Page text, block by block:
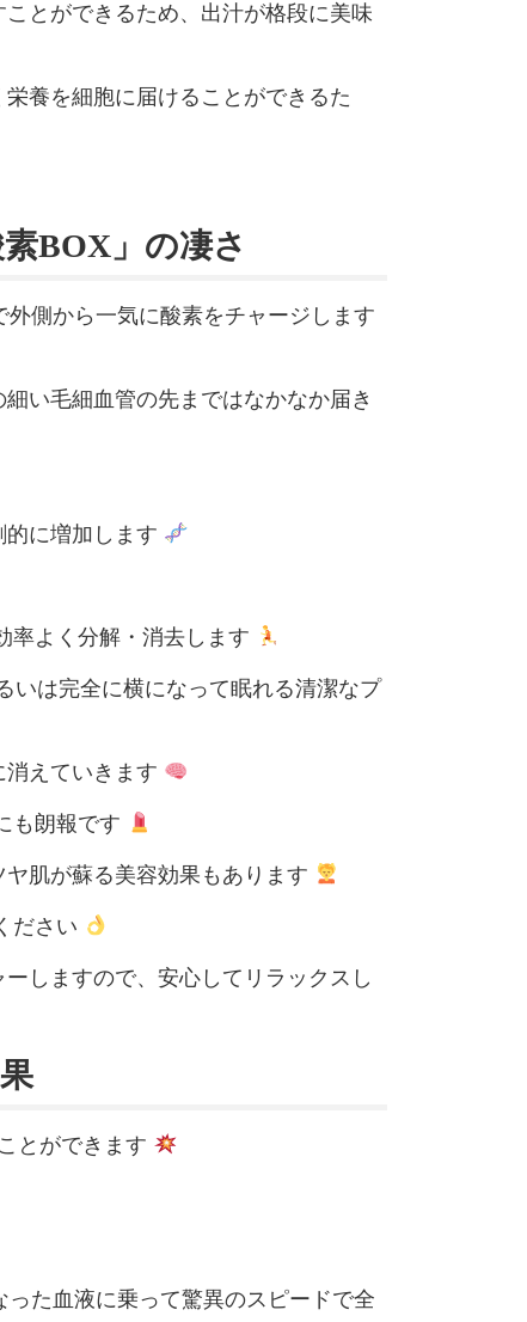
とができるため、出汁が格段に美味
養を細胞に届けることができるた
BOX」の凄さ
側から一気に酸素をチャージします
い毛細血管の先まではなかなか届き
に増加します
率よく分解・消去します
いは完全に横になって眠れる清潔なプ
えていきます
も朗報です
肌が蘇る美容効果もあります
ださい
しますので、安心してリラックスし
とができます
た血液に乗って驚異のスピードで全